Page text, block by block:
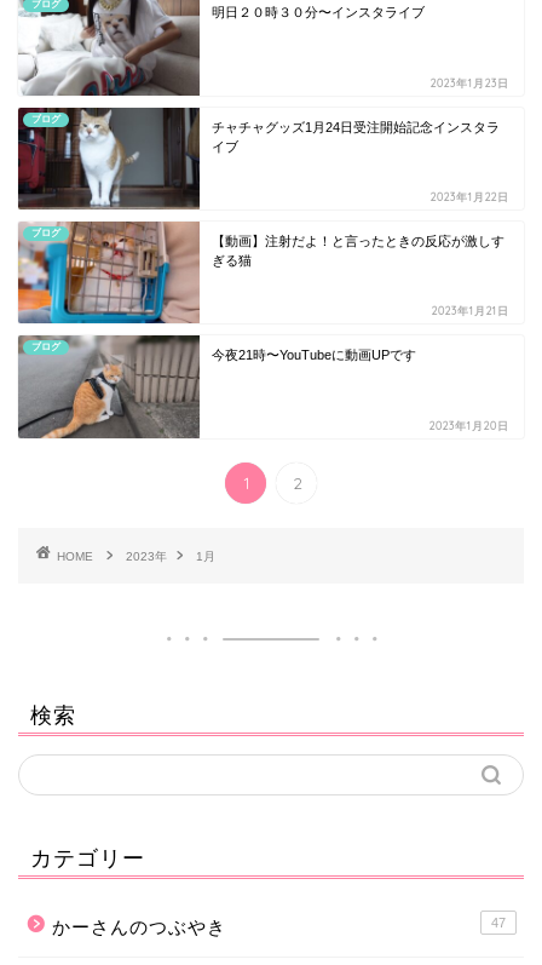
ブログ
明日２０時３０分〜インスタライブ
2023年1月23日
ブログ
チャチャグッズ1月24日受注開始記念インスタラ
イブ
2023年1月22日
ブログ
【動画】注射だよ！と言ったときの反応が激しす
ぎる猫
2023年1月21日
ブログ
今夜21時〜YouTubeに動画UPです
2023年1月20日
1 2
HOME 2023年 1月
検索
カテゴリー
かーさんのつぶやき 47